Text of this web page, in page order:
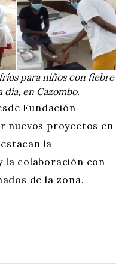
para niños con fiebre
día, en Cazombo.
Fundación
nuevos proyectos en
la
la colaboración con
de la zona.